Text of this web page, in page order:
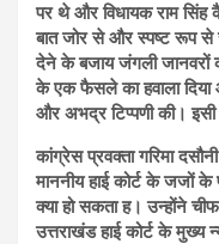
पर थे और विधायक राम
बात जोर से और स्पष्ट रूप
देने के बजाय जंगली जानवरों
के एक फैसले का हवाला
और अभद्र टिप्पणी की।
कांग्रेस प्रवक्ता गरिमा
माननीय हाई कोर्ट के जजों के
क्या हो सकता ह। उन्होंने
उत्तराखंड हाई कोर्ट के मुख्य